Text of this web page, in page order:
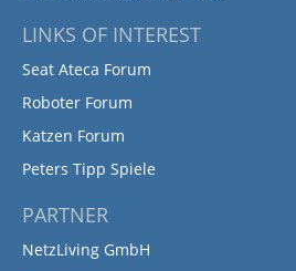
LINKS OF INTEREST
Seat Ateca Forum
Roboter Forum
Katzen Forum
Peters Tipp Spiele
PARTNER
NetzLiving GmbH